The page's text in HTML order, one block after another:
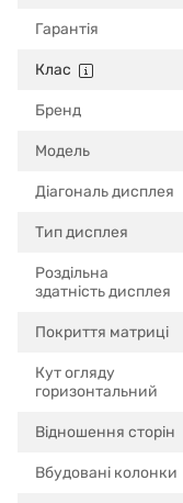
Гарантія
Клас
Бренд
Модель
Діагональ дисплея
Тип дисплея
Роздільна
здатність дисплея
Покриття матриці
Кут огляду
горизонтальний
Відношення сторін
Вбудовані колонки